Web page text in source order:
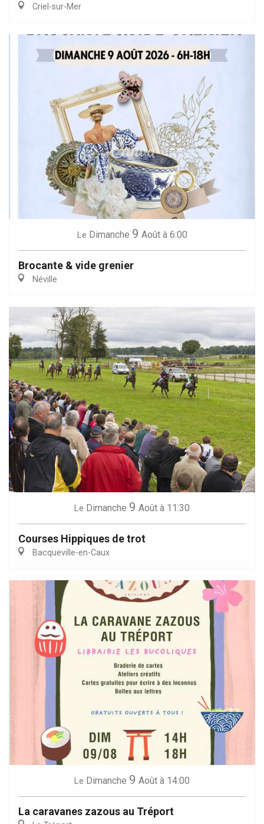
Criel-sur-Mer
Le Dimanche 9 Août à 6:00
Brocante & vide grenier
Néville
Le Dimanche 9 Août à 11:30
Courses Hippiques de trot
Bacqueville-en-Caux
Le Dimanche 9 Août à 14:00
La caravanes zazous au Tréport